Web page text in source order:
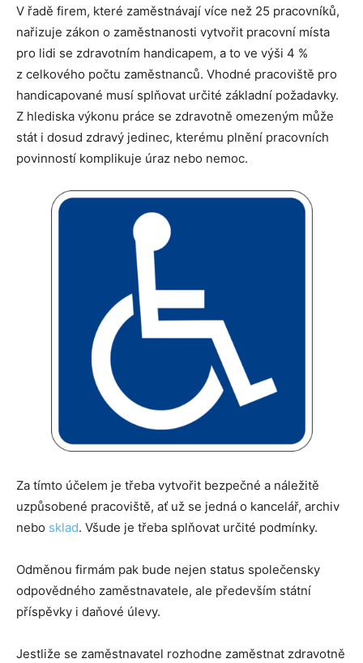
V řadě firem, které zaměstnávají více než 25 pracovníků,
nařizuje zákon o zaměstnanosti vytvořit pracovní místa
pro lidi se zdravotním handicapem, a to ve výši 4 %
z celkového počtu zaměstnanců. Vhodné pracoviště pro
handicapované musí splňovat určité základní požadavky.
Z hlediska výkonu práce se zdravotně omezeným může
stát i dosud zdravý jedinec, kterému plnění pracovních
povinností komplikuje úraz nebo nemoc.
Za tímto účelem je třeba vytvořit bezpečné a náležitě
uzpůsobené pracoviště, ať už se jedná o kancelář, archiv
nebo sklad. Všude je třeba splňovat určité podmínky.
Odměnou firmám pak bude nejen status společensky
odpovědného zaměstnavatele, ale především státní
příspěvky i daňové úlevy.
Jestliže se zaměstnavatel rozhodne zaměstnat zdravotně